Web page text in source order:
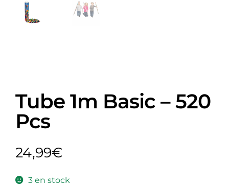
Tube 1m Basic – 520
Pcs
24,99€
3 en stock